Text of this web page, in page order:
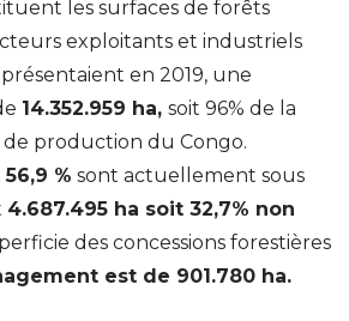
les surfaces de forêts
exploitants et industriels
en 2019, une
14.352.959 ha, soit 96% de la
production du Congo.
% sont actuellement sous
4.687.495 ha soit 32,7% non
des concessions forestières
est de 901.780 ha.